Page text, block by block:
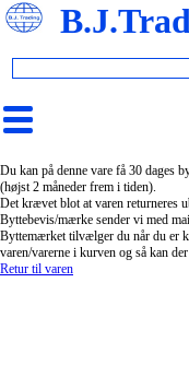
Du kan på denne vare få 30 dages
(højst 2 måneder frem i tiden).
Det krævet blot at varen returneres
Byttebevis/mærke sender vi med
Byttemærket tilvælger du når du er
varen/varerne i kurven og så kan
Retur til varen